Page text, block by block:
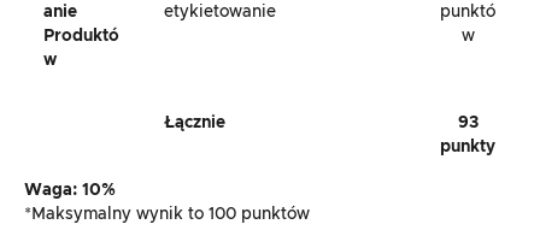
Anie
Produktó
W
etykietowanie
punktó
w
Łącznie
93
punkty
Waga: 10%
*Maksymalny wynik to 100 punktów